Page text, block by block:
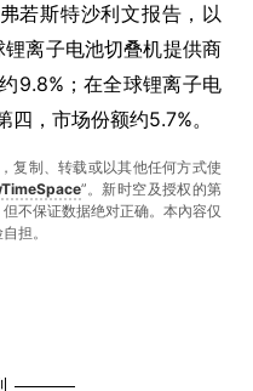
若斯特沙利文报告，以
离子电池切叠机提供商
9.8%；在全球锂离子电
，市场份额约5.7%。
复制、转载或以其他任何方式使
”。新时空及授权的第
不保证数据绝对正确。本內容仅
担。